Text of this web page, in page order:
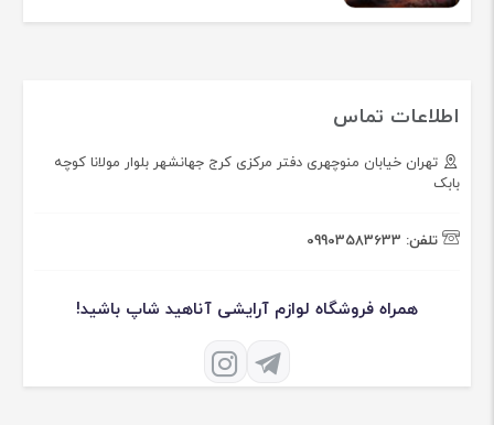
اطلاعات تماس
تهران خیابان منوچهری دفتر مرکزی کرج جهانشهر بلوار مولانا کوچه
بابک
تلفن: 09903583633
همراه فروشگاه لوازم آرایشی آناهید شاپ باشید!